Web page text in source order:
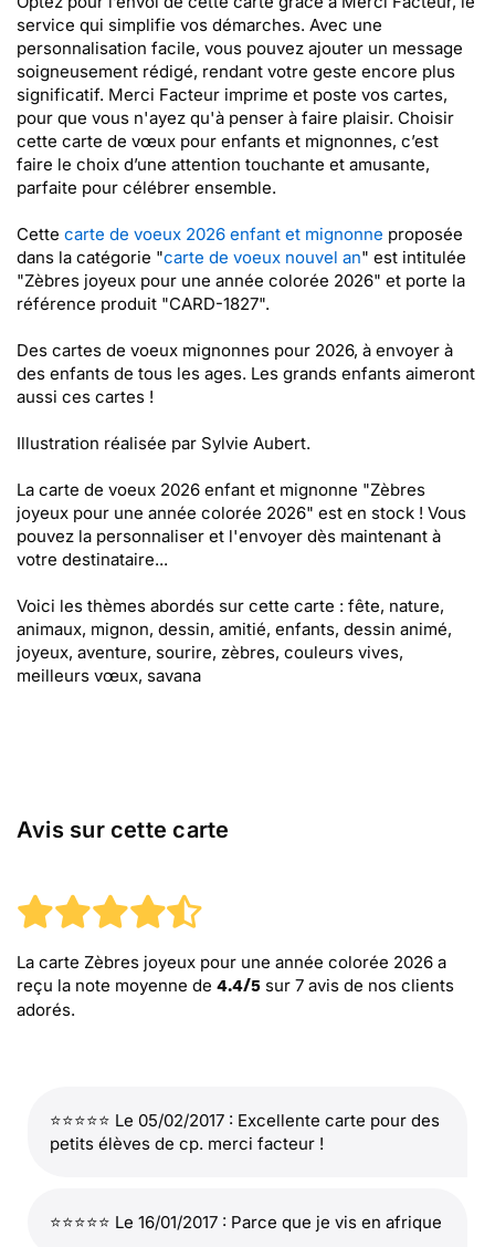
service qui simplifie vos démarches. Avec une
personnalisation facile, vous pouvez ajouter un message
soigneusement rédigé, rendant votre geste encore plus
significatif. Merci Facteur imprime et poste vos cartes,
pour que vous n'ayez qu'à penser à faire plaisir. Choisir
cette carte de vœux pour enfants et mignonnes, c’est
faire le choix d’une attention touchante et amusante,
parfaite pour célébrer ensemble.
Cette carte de voeux 2026 enfant et mignonne proposée
dans la catégorie "carte de voeux nouvel an" est intitulée
"Zèbres joyeux pour une année colorée 2026" et porte la
référence produit "CARD-1827".
Des cartes de voeux mignonnes pour 2026, à envoyer à
des enfants de tous les ages. Les grands enfants aimeront
aussi ces cartes !
Illustration réalisée par Sylvie Aubert.
La carte de voeux 2026 enfant et mignonne "Zèbres
joyeux pour une année colorée 2026" est en stock ! Vous
pouvez la personnaliser et l'envoyer dès maintenant à
votre destinataire...
Voici les thèmes abordés sur cette carte : fête, nature,
animaux, mignon, dessin, amitié, enfants, dessin animé,
joyeux, aventure, sourire, zèbres, couleurs vives,
meilleurs vœux, savana
Avis sur cette carte
La carte Zèbres joyeux pour une année colorée 2026 a
reçu la note moyenne de 4.4/5 sur 7 avis de nos clients
adorés.
⭐⭐⭐⭐⭐ Le 05/02/2017 : Excellente carte pour des
petits élèves de cp. merci facteur !
⭐⭐⭐⭐⭐ Le 16/01/2017 : Parce que je vis en afrique